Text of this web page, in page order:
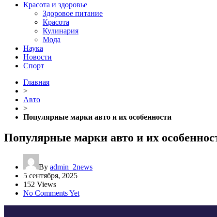
Красота и здоровье
Здоровое питание
Красота
Кулинария
Мода
Наука
Новости
Спорт
Главная
>
Авто
>
Популярные марки авто и их особенности
Популярные марки авто и их
By admin_2news
5 сентября, 2025
152 Views
No Comments Yet